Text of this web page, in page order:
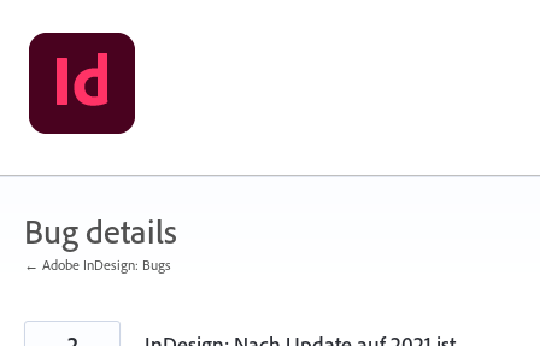
Skip
to
content
Bug details
← Adobe InDesign: Bugs